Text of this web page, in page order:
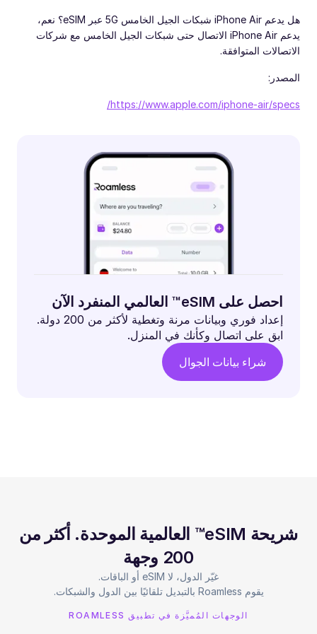
هل يدعم iPhone Air شبكات الجيل الخامس 5G عبر eSIM؟ نعم،
يدعم iPhone Air الاتصال حتى شبكات الجيل الخامس مع شركات
الاتصالات المتوافقة.
المصدر:
https://www.apple.com/iphone-air/specs/
احصل على eSIM™ العالمي المنفرد الآن
إعداد فوري وبيانات مرنة وتغطية لأكثر من 200 دولة.
ابق على اتصال وكأنك في المنزل.
شراء بيانات الجوال
شريحة eSIM™ العالمية الموحدة. أكثر من
200 وجهة
يقوم Roamless بالتبديل تلقائيًا بين الدول والشبكات.
الوجهات المُميَّزة في تطبيق ROAMLESS